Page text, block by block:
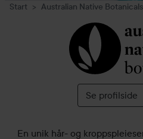
Start Australian Native Botanicals
Se profilside
En unik hår- og